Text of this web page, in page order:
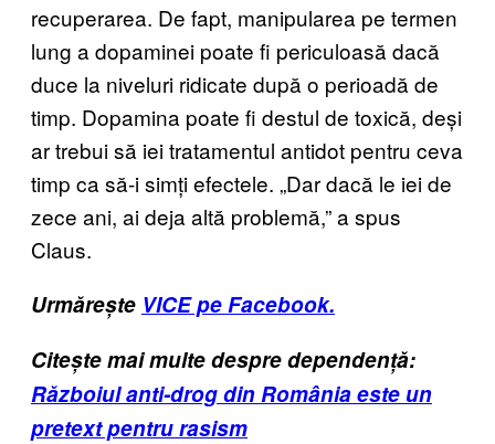
recuperarea. De fapt, manipularea pe termen
lung a dopaminei poate fi periculoasă dacă
duce la niveluri ridicate după o perioadă de
timp. Dopamina poate fi destul de toxică, deși
ar trebui să iei tratamentul antidot pentru ceva
timp ca să-i simți efectele. „Dar dacă le iei de
zece ani, ai deja altă problemă,” a spus
Claus.
Urmărește VICE pe Facebook.
Citește mai multe despre dependență:
Războiul anti-drog din România este un
pretext pentru rasism